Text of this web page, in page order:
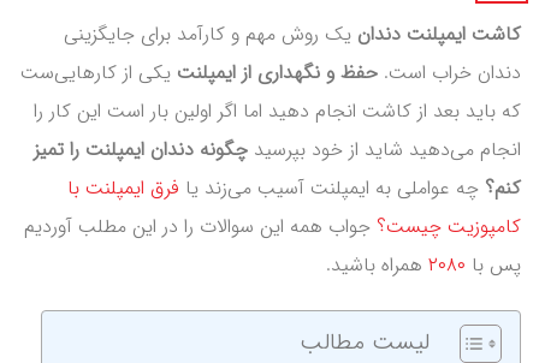
کاشت ایمپلنت دندان یک روش مهم و کارآمد برای جایگزینی
دندان خراب است. حفظ و نگهداری از ایمپلنت یکی از کارهایی‌ست
که باید بعد از کاشت انجام دهید اما اگر اولین بار است این کار را
انجام می‌دهید شاید از خود بپرسید چگونه دندان ایمپلنت را تمیز
کنم؟ چه عواملی به ایمپلنت آسیب می‌زند یا فرق ایمپلنت با
کامپوزیت چیست؟ جواب همه این سوالات را در این مطلب آوردیم
پس با ۲۰۸۰ همراه باشید.
لیست مطالب